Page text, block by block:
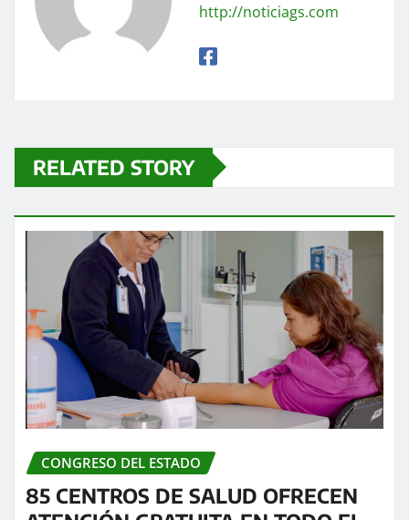
http://noticiags.com
RELATED STORY
CONGRESO DEL ESTADO
85 CENTROS DE SALUD OFRECEN